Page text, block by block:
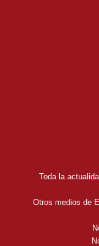
Toda la
Otros medios de